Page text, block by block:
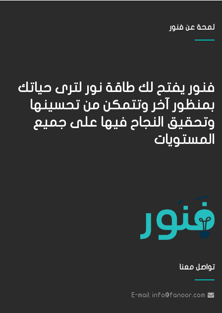
لمحة عن فنور
فنور يفتح لك طاقة نور لترى حياتك
بمنظور آخر وتتمكن من تحسينها
وتحقيق النجاح فيها على جميع
المستويات
تواصل معنا